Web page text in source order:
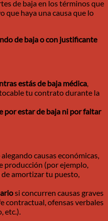
de baja en los términos que
que haya una causa que lo
de baja o con justificante
estás de baja médica,
tu contrato durante la
por estar de baja ni por faltar
alegando causas económicas,
producción (por ejemplo,
de amortizar tu puesto,
si concurren causas graves
contractual, ofensas verbales
etc.).